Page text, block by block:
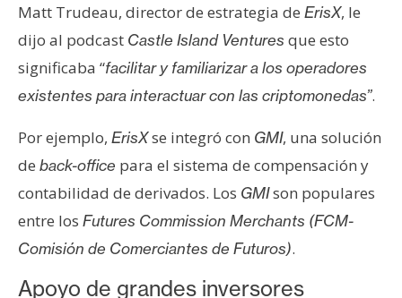
R
e
c
r
s
o
s
o
Matt Trudeau, director de estrategia de ErisX, le
dijo al podcast Castle Island Ventures que esto
significaba “facilitar y familiarizar a los operadores
existentes para interactuar con las criptomonedas”.
Por ejemplo, ErisXse integró con GMI, una solución
de back-office para el sistema de compensación y
contabilidad de derivados. Los GMIson populares
entre los Futures Commission Merchants (FCM-
Comisión de Comerciantes de Futuros).
Apoyo de grandes inversores